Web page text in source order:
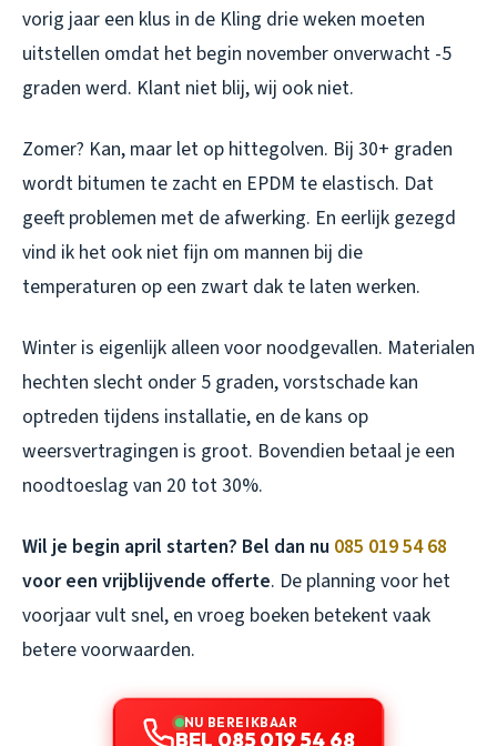
vorig jaar een klus in de Kling drie weken moeten
uitstellen omdat het begin november onverwacht -5
graden werd. Klant niet blij, wij ook niet.
Zomer? Kan, maar let op hittegolven. Bij 30+ graden
wordt bitumen te zacht en EPDM te elastisch. Dat
geeft problemen met de afwerking. En eerlijk gezegd
vind ik het ook niet fijn om mannen bij die
temperaturen op een zwart dak te laten werken.
Winter is eigenlijk alleen voor noodgevallen. Materialen
hechten slecht onder 5 graden, vorstschade kan
optreden tijdens installatie, en de kans op
weersvertragingen is groot. Bovendien betaal je een
noodtoeslag van 20 tot 30%.
Wil je begin april starten? Bel dan nu 085 019 54 68
voor een vrijblijvende offerte. De planning voor het
voorjaar vult snel, en vroeg boeken betekent vaak
betere voorwaarden.
NU BEREIKBAAR
BEL 085 019 54 68